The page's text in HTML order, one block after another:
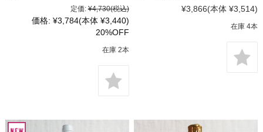
定価: ¥4,730(税込)
価格: ¥3,784(本体 ¥3,440)
20%OFF
在庫 2本
¥3,866(本体 ¥3,514)
在庫 4本